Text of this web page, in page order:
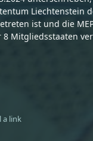
Liechtenstein
ist und die
8 Mitgliedsstaaten
a link